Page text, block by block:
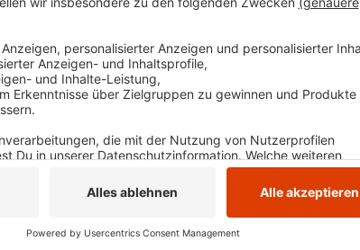
werden könne. Aktuelle Infos veröffentlicht die Stadt
Veröffentlicht:Donnerstag, 04.01.2024 06:20
Anzeige